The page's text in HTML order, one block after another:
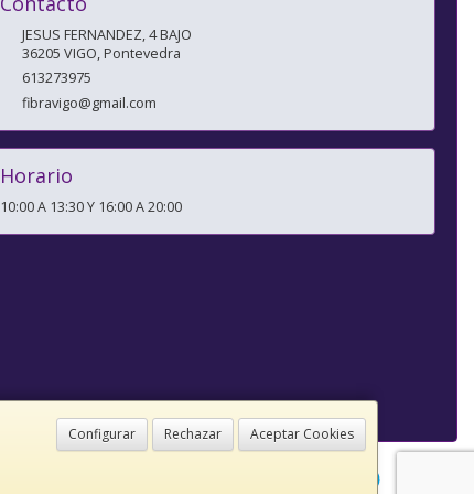
Configurar Rechazar Aceptar Cookies
JESUS FERNANDEZ, 4 BAJO
36205 VIGO,Pontevedra
613273975
fibravigo@gmail.com
Horario
10:00 A 13:30 Y 16:00 A 20:00